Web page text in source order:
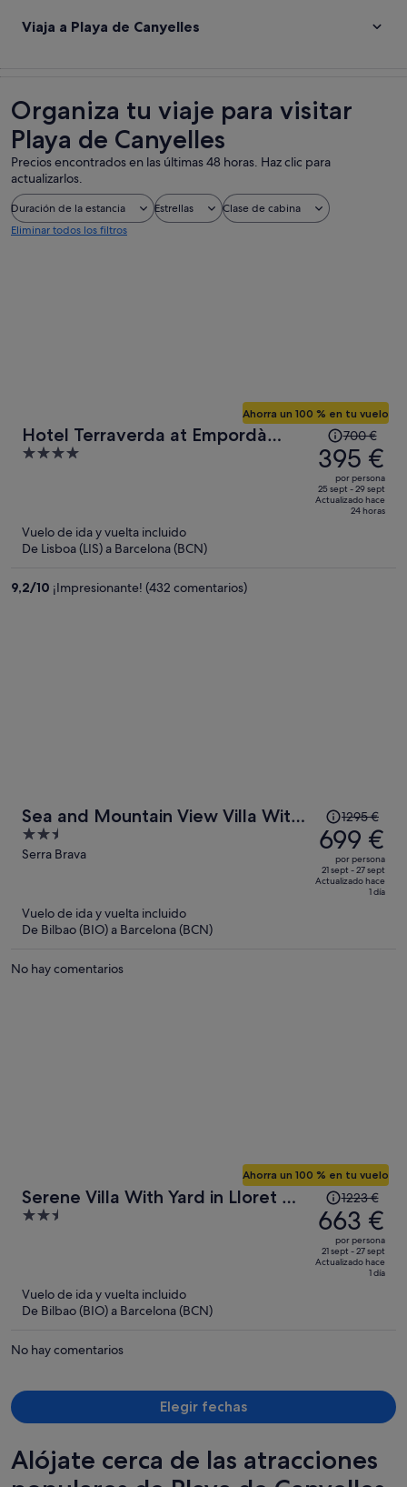
Viaja a Playa de Canyelles
Organiza tu viaje para visitar
Playa de Canyelles
Precios encontrados en las últimas 48 horas. Haz clic para
actualizarlos.
Duración de la estancia Estrellas
Clase de cabina
Eliminar todos los filtros
Hotel Terraverda at Empordà
Golf Resort
4
Ahorra un 100 % en tu vuelo
El
precio
era
de
700 €,
700 €
395 €
por persona
25 sept - 29 sept
Actualizado hace
24 horas
Vuelo de ida y vuelta incluido
De Lisboa (LIS) a Barcelona (BCN)
9,2/10 ¡Impresionante! (432 comentarios)
Sea and Mountain View Villa With
Pool
2.5
out
Serra Brava
El
precio
era
de
1295 €,
1295 €
699 €
por persona
21 sept - 27 sept
Actualizado hace
1 día
Vuelo de ida y vuelta incluido
De Bilbao (BIO) a Barcelona (BCN)
No hay comentarios
Serene Villa With Yard in Lloret de
Mar
2.5
Ahorra un 100 % en tu vuelo
El
precio
era
de
1223 €,
1223 €
663 €
por persona
21 sept - 27 sept
Actualizado hace
1 día
Vuelo de ida y vuelta incluido
De Bilbao (BIO) a Barcelona (BCN)
No hay comentarios
Elegir fechas
Alójate cerca de las atracciones